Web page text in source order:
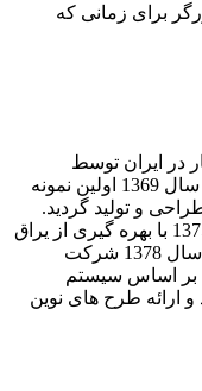
برای زمانی که
در ایران توسط
مدیریت شرکت کم جا چوب ارائه شد و در سال 1369 اولین نمونه
و تولید گردید.
تولید تخت تاشو از سال 1374 آغاز و سال 1375 با بهره گیری از یراق
آلات و جک های تولید داخل ادامه یافت. در سال 1378 شرکت
بر اساس سیستم
ارائه طرح های نوین